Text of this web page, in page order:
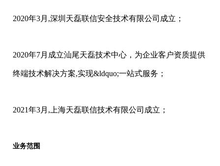
2020年3月,深圳天磊联信安全技术有限公司成立；
2020年7月成立汕尾天磊技术中心，为企业客户资质提供
终端技术解决方案,实现&ldquo;一站式服务；
2021年3月,上海天磊联信技术有限公司成立；
业务范围